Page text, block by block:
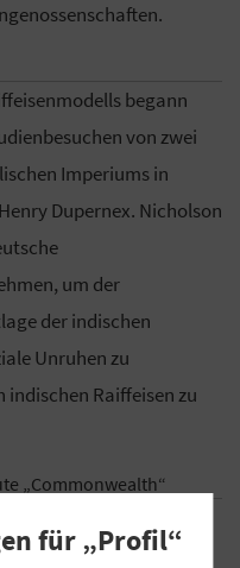
begann
von zwei
Imperiums in
Dupernex. Nicholson
um der
der indischen
Unruhen zu
indischen Raiffeisen zu
„Commonwealth“
Delitzsch
von 1889 diente
für „Profil“